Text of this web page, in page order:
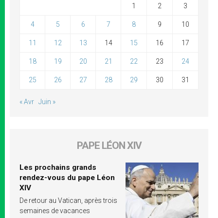
1 2 3
4 5 6 7 8 9 10
11 12 13 14 15 16 17
18 19 20 21 22 23 24
25 26 27 28 29 30 31
« Avr Juin »
PAPE LÉON XIV
Les prochains grands
rendez-vous du pape Léon
XIV
De retour au Vatican, après trois
semaines de vacances